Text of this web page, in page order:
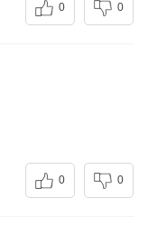
0 0
0 0